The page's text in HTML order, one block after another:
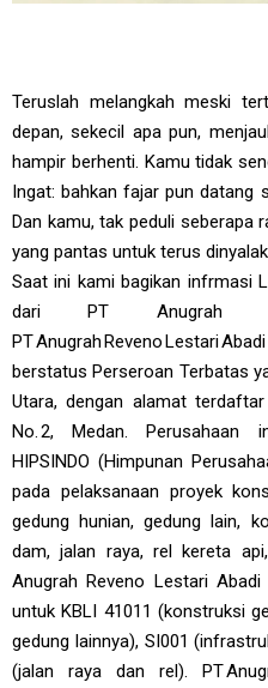
Teruslah melangkah meski
depan, sekecil apa pun,
hampir berhenti. Kamu tidak
Ingat: bahkan fajar pun datang
Dan kamu, tak peduli seberapa
yang pantas untuk terus
Saat ini kami bagikan infrmasi
dari PT Anugrah
PT Anugrah Reveno Lestari
berstatus Perseroan Terbatas
Utara, dengan alamat
No. 2, Medan. Perusahaan
HIPSINDO (Himpunan
pada pelaksanaan proyek
gedung hunian, gedung lain,
dam, jalan raya, rel kereta
Anugrah Reveno Lestari
untuk KBLI 41011 (konstruksi
gedung lainnya), SI001
(jalan raya dan rel). PT